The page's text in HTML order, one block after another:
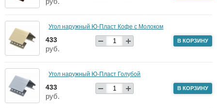
Угол наружный Ю-Пласт Кофе с Молоком
433
руб.
В КОРЗИНУ
Угол наружный Ю-Пласт Голубой
433
руб.
В КОРЗИНУ